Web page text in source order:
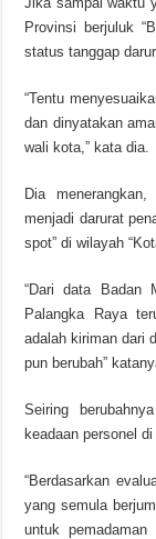
Provinsi berjuluk
status tanggap
“Tentu
dan dinyatakan
wali kota,” kata dia.
Dia
menjadi darurat
spot” di wilayah
“Dari data Badan
Palangka Raya
adalah kiriman dari
pun berubah”
Seiring
keadaan personel
“Berdasarkan
yang semula
untuk